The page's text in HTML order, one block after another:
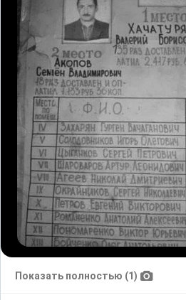
Показать полностью (1)